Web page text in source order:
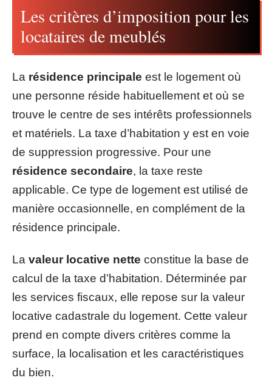
Les critères d’imposition pour les
locataires de meublés
La résidence principale est le logement où
une personne réside habituellement et où se
trouve le centre de ses intérêts professionnels
et matériels. La taxe d’habitation y est en voie
de suppression progressive. Pour une
résidence secondaire, la taxe reste
applicable. Ce type de logement est utilisé de
manière occasionnelle, en complément de la
résidence principale.
La valeur locative nette constitue la base de
calcul de la taxe d’habitation. Déterminée par
les services fiscaux, elle repose sur la valeur
locative cadastrale du logement. Cette valeur
prend en compte divers critères comme la
surface, la localisation et les caractéristiques
du bien.